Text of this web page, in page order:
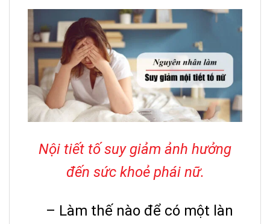
Nội tiết tố suy giảm ảnh hưởng
đến sức khoẻ phái nữ.
– Làm thế nào để có một làn